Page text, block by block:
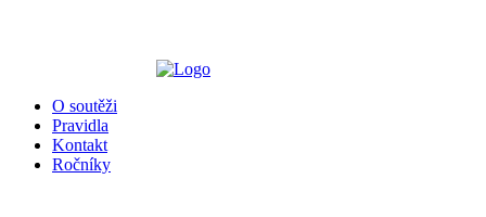
O soutěži
Pravidla
Kontakt
Ročníky